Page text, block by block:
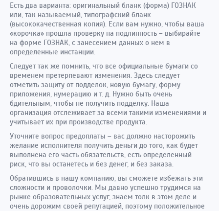
Есть два варианта: оригинальный бланк (форма) ГОЗНАК
или, так называемый, типографский бланк
(высококачественная копия). Если вам нужно, чтобы ваша
«корочка» прошла проверку на подлинность – выбирайте
на форме ГОЗНАК, с занесением данных о нем в
определенные инстанции.
Следует так же помнить, что все официальные бумаги со
временем претерпевают изменения. Здесь следует
отметить защиту от подделок, новую бумагу, форму
приложения, нумерацию и т. д. Нужно быть очень
бдительным, чтобы не получить подделку. Наша
организация отслеживает за всеми такими изменениями и
учитывает их при производстве продукта.
Уточните вопрос предоплаты – вас должно насторожить
желание исполнителя получить деньги до того, как будет
выполнена его часть обязательств, есть определенный
риск, что вы останетесь и без денег, и без заказа.
Обратившись в нашу компанию, вы сможете избежать эти
сложности и проволочки. Мы давно успешно трудимся на
рынке образовательных услуг, знаем толк в этом деле и
очень дорожим своей репутацией, поэтому положительное